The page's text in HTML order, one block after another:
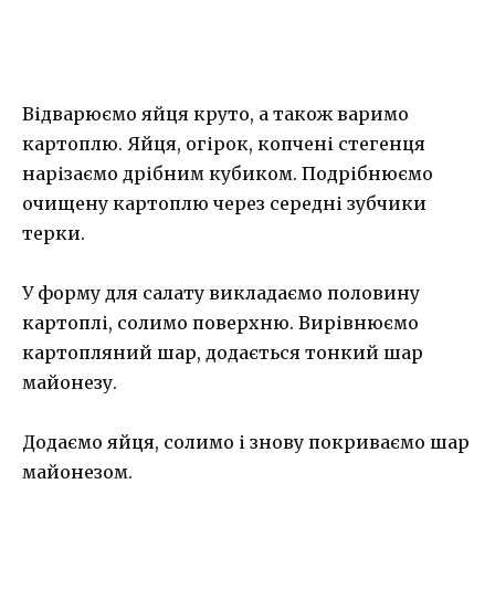
Відварюємо яйця круто, а також варимо
картоплю. Яйця, огірок, копчені стегенця
нарізаємо дрібним кубиком. Подрібнюємо
очищену картоплю через середні зубчики
терки.
У форму для салату викладаємо половину
картоплі, солимо поверхню. Вирівнюємо
картопляний шар, додається тонкий шар
майонезу.
Додаємо яйця, солимо і знову покриваємо шар
майонезом.